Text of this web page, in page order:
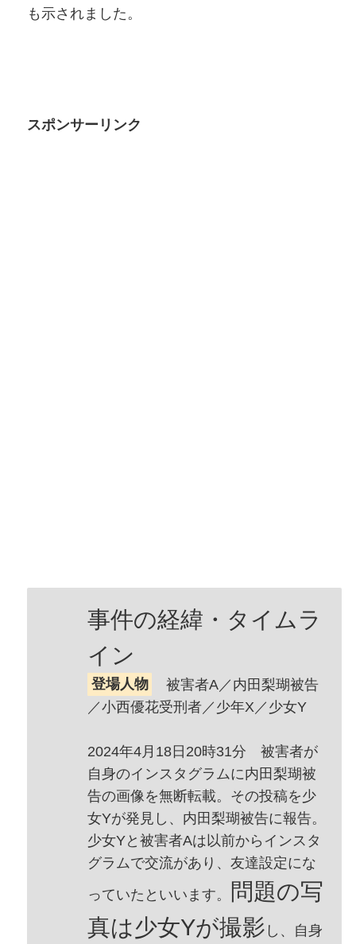
も示されました。
スポンサーリンク
事件の経緯・タイムラ
イン
登場人物
被害者A／内田梨瑚被告
／小西優花受刑者／少年X／少女Y
2024年4月18日20時31分 被害者が
自身のインスタグラムに内田梨瑚被
告の画像を無断転載。その投稿を少
女Yが発見し、内田梨瑚被告に報告。
少女Yと被害者Aは以前からインスタ
グラムで交流があり、友達設定にな
っていたといいます。
問題の写
真は少女Yが撮影 し、自身